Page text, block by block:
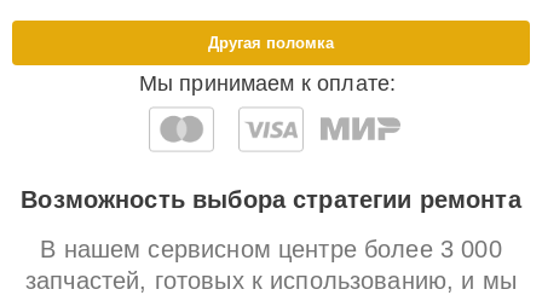
Мы принимаем к оплате:
Другая поломка
Возможность выбора стратегии ремонта
В нашем сервисном центре более 3 000
запчастей, готовых к использованию, и мы